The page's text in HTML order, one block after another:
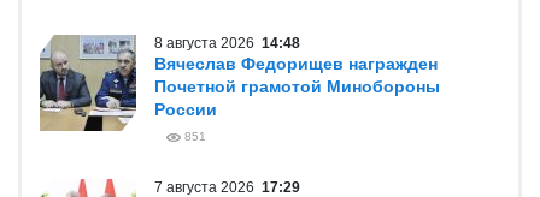
8 августа 2026 14:48
Вячеслав Федорищев награжден
Почетной грамотой Минобороны
России
851
7 августа 2026 17:29